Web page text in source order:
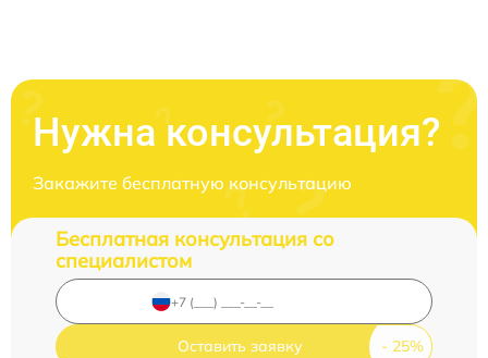
Нужна консультация?
Закажите бесплатную консультацию
Бесплатная консультация со
специалистом
Оставить заявку